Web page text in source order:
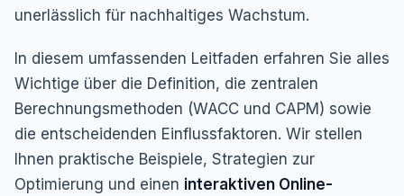
unerlässlich für nachhaltiges Wachstum.
In diesem umfassenden Leitfaden erfahren Sie alles
Wichtige über die Definition, die zentralen
Berechnungsmethoden (WACC und CAPM) sowie
die entscheidenden Einflussfaktoren. Wir stellen
Ihnen praktische Beispiele, Strategien zur
Optimierung und einen interaktiven Online-